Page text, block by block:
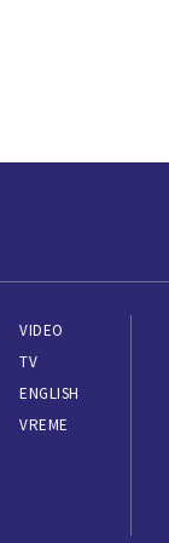
VIDEO
TV
ENGLISH
VREME